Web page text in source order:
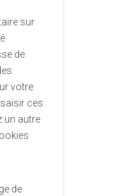
sur
de
votre
ces
un autre
de